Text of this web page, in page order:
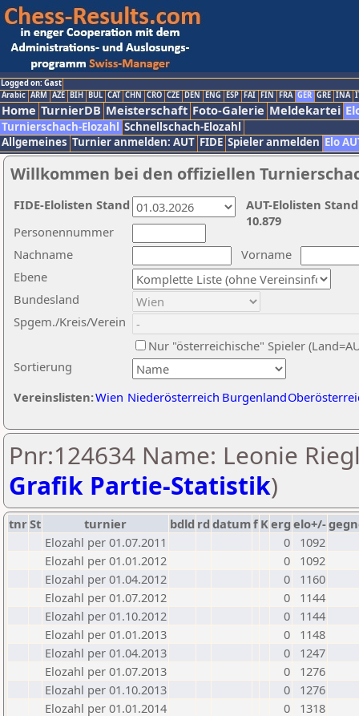
Logged on: Gast
Arabic ARM AZE BIH BUL CAT CHN CRO CZE DEN ENG ESP FAI FIN FRA GER GRE INA
Home TurnierDB Meisterschaft Foto-Galerie Meldekartei
Turnierschach-Elozahl Schnellschach-Elozahl
Allgemeines Turnier anmelden: AUT FIDE Spieler anmelden Elo
Willkommen bei den offiziellen
Nachname
Vorname
Ebene
Sortierung
Personennummer
Bundesland
Spgem./Kreis/Verein
Nur "österreichische" Spieler
Vereinslisten:Wien Niederösterreich Burgenland
AUT-Elolisten
10.879
FIDE-Elolisten Stand
Pnr:124634 Name: Leonie
Grafik Partie-Statistik)
tnrSt turnier bdld rd datumf Kerg elo+/-
Elozahl per 01.07.2011
0
1092
Elozahl per 01.01.2012
0
1092
Elozahl per 01.04.2012
0
1160
Elozahl per 01.07.2012
0
1144
Elozahl per 01.10.2012
0
1144
Elozahl per 01.01.2013
0
1148
Elozahl per 01.04.2013
0
1247
Elozahl per 01.07.2013
0
1276
Elozahl per 01.10.2013
0
1276
Elozahl per 01.01.2014
0
1318